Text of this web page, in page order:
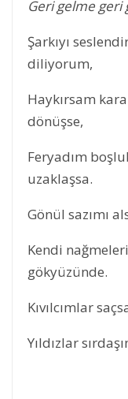
Geri gelme geri
Şarkıyı
diliyorum,
Haykırsam
dönüşse,
Feryadım
uzaklaşsa.
Gönül sazımı
Kendi
gökyüzünde.
Kıvılcımlar
Yıldızlar